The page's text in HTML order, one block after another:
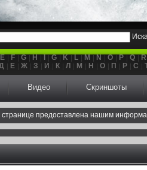
E F G H G K L M N O P Q R
Е Ж З И К Л М Н О П Р С
Видео Скриншоты
предоставлена нашим